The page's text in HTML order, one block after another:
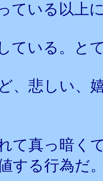
ている以上
ている。と
、悲しい、
て真っ暗く
する行為だ